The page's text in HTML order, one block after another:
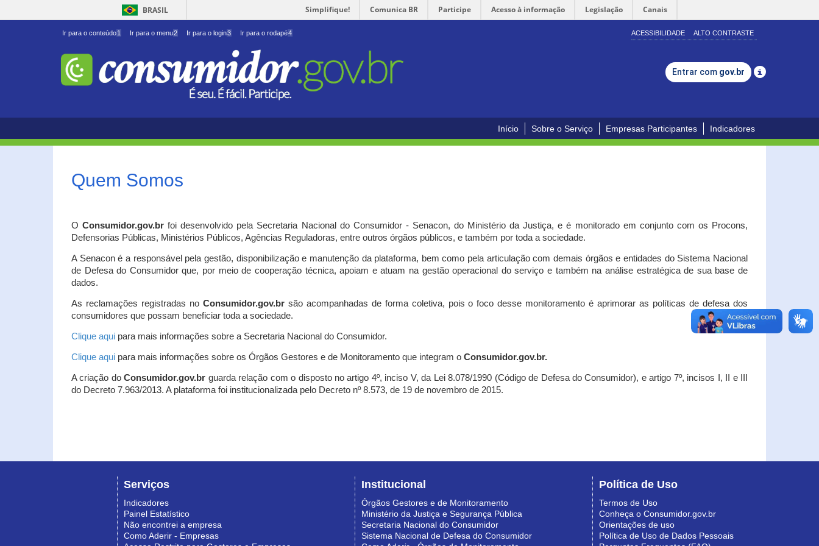
BRASIL Simplifique! Comunica BR Participe Acesso à informação Legislação Canais
Ir para o conteúdo1 Ir para o menu2 Ir para o login3 Ir para o rodapé4 ACESSIBILIDADE ALTO CONTRASTE
Entrar com gov.br
Início Sobre o Serviço Empresas Participantes Indicadores
Quem Somos
OConsumidor.gov.br foi desenvolvido pela Secretaria Nacional do Consumidor - Senacon, do Ministério da Justiça, e é monitorado em conjunto com os Procons,
Defensorias Públicas, Ministérios Públicos, Agências Reguladoras, entre outros órgãos públicos, e também por toda a sociedade.
A Senacon é a responsável pela gestão, disponibilização e manutenção da plataforma, bem como pela articulação com demais órgãos e entidades do Sistema Nacional
de Defesa do Consumidor que, por meio de cooperação técnica, apoiam e atuam na gestão operacional do serviço e também na análise estratégica de sua base de
dados.
As reclamações registradas no Consumidor.gov.brsão acompanhadas de forma coletiva, pois o foco desse monitoramento é aprimorar as políticas de defesa dos
consumidores que possam beneficiar toda a sociedade.
Clique aqui para mais informações sobre a Secretaria Nacional do Consumidor.
Clique aqui para mais informações sobre os Órgãos Gestores e de Monitoramento que integram o Consumidor.gov.br.
A criação doConsumidor.gov.br guarda relação com o disposto no artigo 4º, inciso V, da Lei 8.078/1990 (Código de Defesa do Consumidor), e artigo 7º, incisos I, II e III
do Decreto 7.963/2013. A plataforma foi institucionalizada pelo Decreto nº 8.573, de 19 de novembro de 2015.
Serviços
Indicadores
Painel Estatístico
Não encontrei a empresa
Como Aderir - Empresas
Institucional
Órgãos Gestores e de Monitoramento
Ministério da Justiça e Segurança Pública
Secretaria Nacional do Consumidor
Sistema Nacional de Defesa do Consumidor
Política de Uso
Termos de Uso
Conheça o Consumidor.gov.br
Orientações de uso
Política de Uso de Dados Pessoais